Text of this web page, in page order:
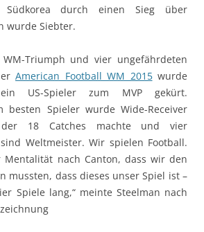
durch einen Sieg über
wurde Siebter.
Triumph und vier ungefährdeten
American Football WM 2015wurde
US-Spieler zum MVP gekürt.
besten Spieler wurde Wide-Receiver
der 18 Catches machte und vier
Weltmeister. Wir spielen Football.
nach Canton, dass wir den
mussten, dass dieses unser Spiel ist –
Spiele lang,“ meinte Steelman nach